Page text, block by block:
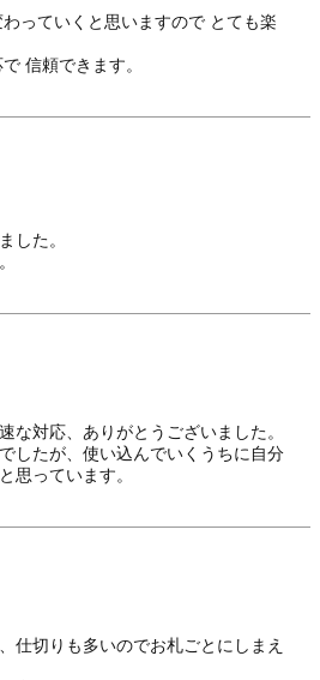
っていくと思いますので とても楽
した。
な対応、ありがとうございました。
したが、使い込んでいくうちに自分
思っています。
仕切りも多いのでお札ごとにしまえ